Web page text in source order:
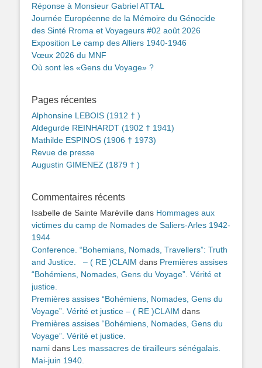
Réponse à Monsieur Gabriel ATTAL
Journée Européenne de la Mémoire du Génocide
des Sinté Rroma et Voyageurs #02 août 2026
Exposition Le camp des Alliers 1940-1946
Vœux 2026 du MNF
Où sont les «Gens du Voyage» ?
Pages récentes
Alphonsine LEBOIS (1912 † )
Aldegurde REINHARDT (1902 † 1941)
Mathilde ESPINOS (1906 † 1973)
Revue de presse
Augustin GIMENEZ (1879 † )
Commentaires récents
Isabelle de Sainte Maréville dans Hommages aux
victimes du camp de Nomades de Saliers-Arles 1942-
1944
Conference. “Bohemians, Nomads, Travellers”: Truth
and Justice. – ( RE )CLAIM dans Premières assises
“Bohémiens, Nomades, Gens du Voyage”. Vérité et
justice.
Premières assises “Bohémiens, Nomades, Gens du
Voyage”. Vérité et justice – ( RE )CLAIM dans
Premières assises “Bohémiens, Nomades, Gens du
Voyage”. Vérité et justice.
nami dans Les massacres de tirailleurs sénégalais.
Mai-juin 1940.